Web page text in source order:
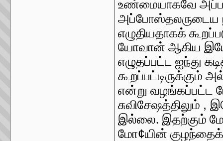
உண்மையாகவே அப்படி
அப்போஸ்தலருடைய
எழுதியதாகக்
யோவான் ஆகிய
எழுதப்பட்ட ஐந்து
கூறப்பட்டிருக்கும்
என்று வழங்கப்பட்ட
சுவிசேஷத்திலும் ,
இல்லை. இதற்கும்
மோ¢யின்